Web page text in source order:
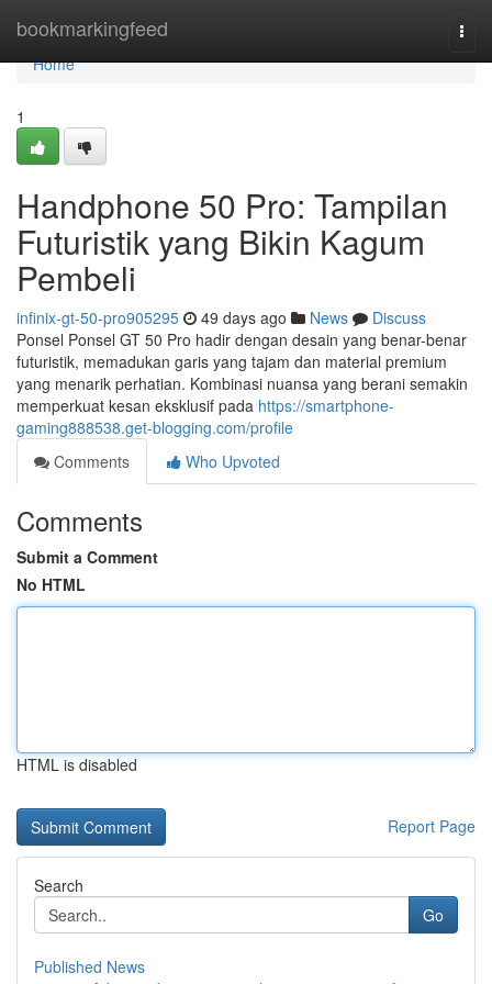
bookmarkingfeed
Home
Home
1
Handphone 50 Pro: Tampilan
Futuristik yang Bikin Kagum
Pembeli
infinix-gt-50-pro905295 49 days ago News
Discuss
Ponsel Ponsel GT 50 Pro hadir dengan desain yang benar-benar
futuristik, memadukan garis yang tajam dan material premium
yang menarik perhatian. Kombinasi nuansa yang berani semakin
memperkuat kesan eksklusif pada https://smartphone-
gaming888538.get-blogging.com/profile
Comments
Who Upvoted
Comments
Submit a Comment
No HTML
HTML is disabled
Report Page
Search
Go
Published News